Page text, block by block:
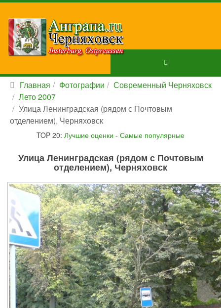
Главная Фотографии
Современный Черняховск
Лето 2007
Улица Ленинградская (рядом с Почтовым
отделением), Черняховск
TOP 20: Лучшие оценки - Самые популярные
Улица Ленинградская (рядом с Почтовым
отделением), Черняховск